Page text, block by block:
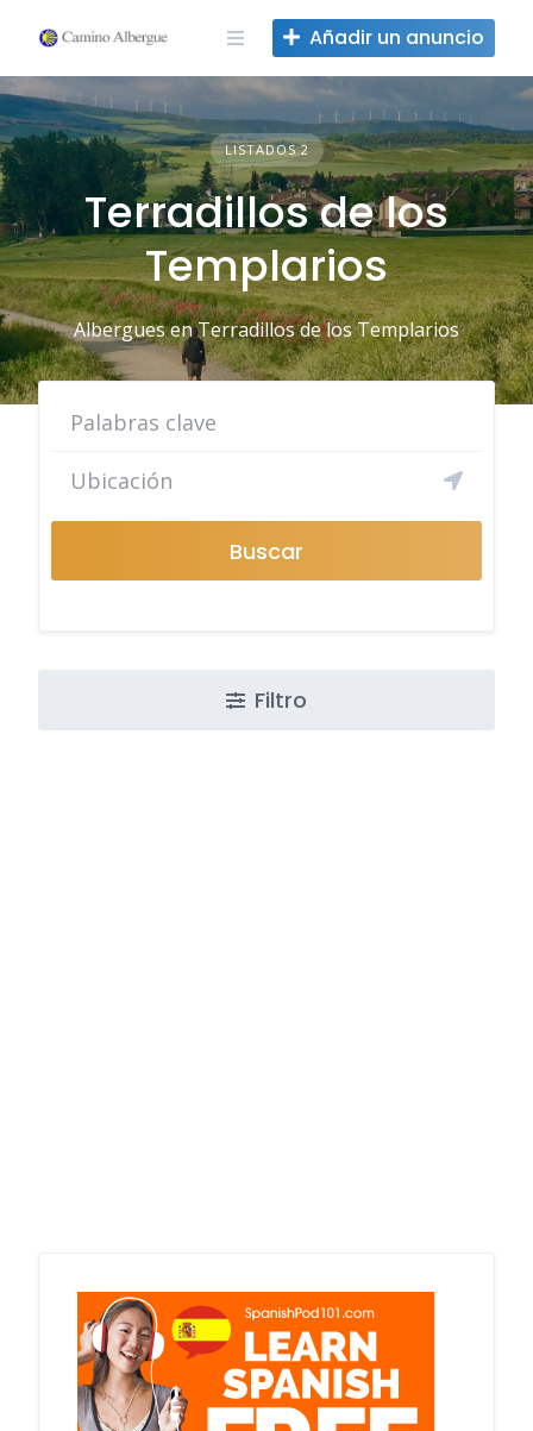
contenido
Añadir un anuncio
LISTADOS 2
Terradillos de los
Templarios
Albergues en Terradillos de los Templarios
Buscar
Filtro